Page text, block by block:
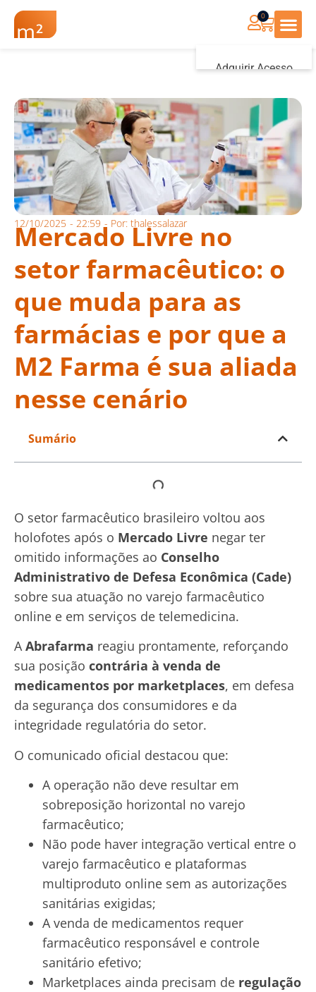
Adquirir Acesso
0
12/10/2025 - 22:59 - Por: thalessalazar
Mercado Livre no
setor farmacêutico: o
que muda para as
farmácias e por que a
M2 Farma é sua aliada
nesse cenário
Sumário
O setor farmacêutico brasileiro voltou aos
holofotes após o Mercado Livre negar ter
omitido informações ao Conselho
Administrativo de Defesa Econômica (Cade)
sobre sua atuação no varejo farmacêutico
online e em serviços de telemedicina.
AAbrafarma reagiu prontamente, reforçando
sua posição contrária à venda de
medicamentos por marketplaces, em defesa
da segurança dos consumidores e da
integridade regulatória do setor.
O comunicado oficial destacou que:
A operação não deve resultar em
sobreposição horizontal no varejo
farmacêutico;
Não pode haver integração vertical entre o
varejo farmacêutico e plataformas
multiproduto online sem as autorizações
sanitárias exigidas;
A venda de medicamentos requer
farmacêutico responsável e controle
sanitário efetivo;
Marketplaces ainda precisam de regulação